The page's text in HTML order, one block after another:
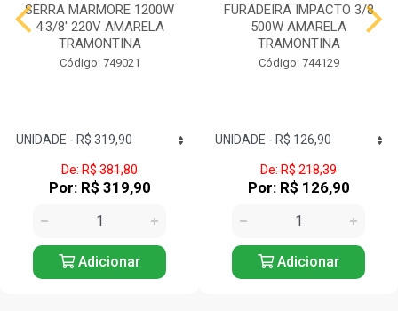
SERRA MARMORE 1200W
4.3/8' 220V AMARELA
TRAMONTINA
Código: 749021
De: R$ 381,80
Por: R$ 319,90
Adicionar
FURADEIRA IMPACTO 3/8
500W AMARELA
TRAMONTINA
Código: 744129
De: R$ 218,39
Por: R$ 126,90
Adicionar